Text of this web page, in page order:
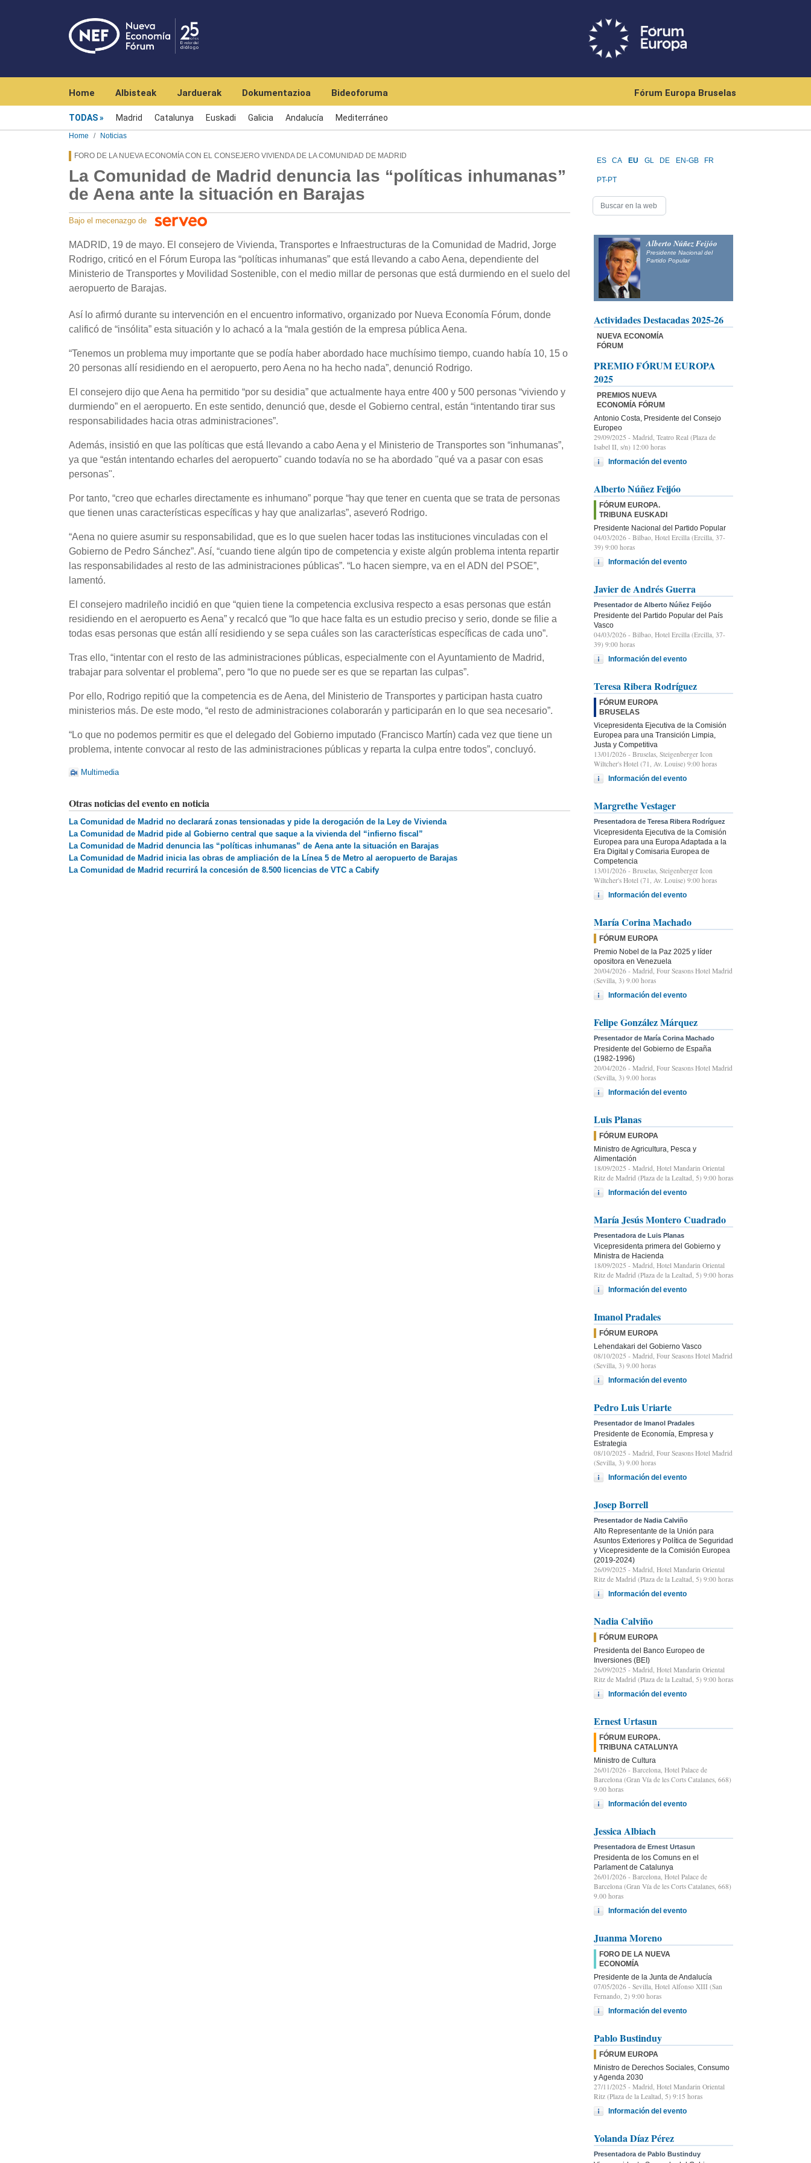
Home Albisteak Jarduerak Dokumentazioa Bideoforuma Fórum Europa Bruselas
TODAS Madrid Catalunya Euskadi Galicia Andalucía Mediterráneo
Home Noticias
FORO DE LA NUEVA ECONOMÍA CON EL CONSEJERO VIVIENDA DE LA COMUNIDAD DE MADRID
La Comunidad de Madrid denuncia las “políticas inhumanas”
de Aena ante la situación en Barajas
Bajo el mecenazgo de
MADRID, 19 de mayo. El consejero de Vivienda, Transportes e Infraestructuras de la Comunidad de Madrid, Jorge
Rodrigo, criticó en el Fórum Europa las “políticas inhumanas” que está llevando a cabo Aena, dependiente del
Ministerio de Transportes y Movilidad Sostenible, con el medio millar de personas que está durmiendo en el suelo del
aeropuerto de Barajas.
Así lo afirmó durante su intervención en el encuentro informativo, organizado por Nueva Economía Fórum, donde
calificó de “insólita” esta situación y lo achacó a la “mala gestión de la empresa pública Aena.
“Tenemos un problema muy importante que se podía haber abordado hace muchísimo tiempo, cuando había 10, 15 o
20 personas allí residiendo en el aeropuerto, pero Aena no ha hecho nada”, denunció Rodrigo.
El consejero dijo que Aena ha permitido “por su desidia” que actualmente haya entre 400 y 500 personas “viviendo y
durmiendo” en el aeropuerto. En este sentido, denunció que, desde el Gobierno central, están “intentando tirar sus
responsabilidades hacia otras administraciones”.
Además, insistió en que las políticas que está llevando a cabo Aena y el Ministerio de Transportes son “inhumanas”,
ya que “están intentando echarles del aeropuerto" cuando todavía no se ha abordado "qué va a pasar con esas
personas".
Por tanto, “creo que echarles directamente es inhumano” porque “hay que tener en cuenta que se trata de personas
que tienen unas características específicas y hay que analizarlas”, aseveró Rodrigo.
“Aena no quiere asumir su responsabilidad, que es lo que suelen hacer todas las instituciones vinculadas con el
Gobierno de Pedro Sánchez”. Así, “cuando tiene algún tipo de competencia y existe algún problema intenta repartir
las responsabilidades al resto de las administraciones públicas”. “Lo hacen siempre, va en el ADN del PSOE”,
lamentó.
El consejero madrileño incidió en que “quien tiene la competencia exclusiva respecto a esas personas que están
residiendo en el aeropuerto es Aena” y recalcó que “lo que hace falta es un estudio preciso y serio, donde se filie a
todas esas personas que están allí residiendo y se sepa cuáles son las características específicas de cada uno”.
Tras ello, “intentar con el resto de las administraciones públicas, especialmente con el Ayuntamiento de Madrid,
trabajar para solventar el problema”, pero “lo que no puede ser es que se repartan las culpas”.
Por ello, Rodrigo repitió que la competencia es de Aena, del Ministerio de Transportes y participan hasta cuatro
ministerios más. De este modo, “el resto de administraciones colaborarán y participarán en lo que sea necesario”.
“Lo que no podemos permitir es que el delegado del Gobierno imputado (Francisco Martín) cada vez que tiene un
problema, intente convocar al resto de las administraciones públicas y reparta la culpa entre todos”, concluyó.
Multimedia
Otras noticias del evento en noticia
La Comunidad de Madrid no declarará zonas tensionadas y pide la derogación de la Ley de Vivienda
La Comunidad de Madrid pide al Gobierno central que saque a la vivienda del “infierno fiscal”
La Comunidad de Madrid denuncia las “políticas inhumanas” de Aena ante la situación en Barajas
La Comunidad de Madrid inicia las obras de ampliación de la Línea 5 de Metro al aeropuerto de Barajas
La Comunidad de Madrid recurrirá la concesión de 8.500 licencias de VTC a Cabify
ES CA EU GL DE EN-GB FR
PT-PT
Alberto Núñez Feijóo
Presidente Nacional del
Partido Popular
Actividades Destacadas 2025-26
NUEVA ECONOMÍA
FÓRUM
PREMIO FÓRUM EUROPA
2025
PREMIOS NUEVA
ECONOMÍA FÓRUM
Antonio Costa, Presidente del Consejo
Europeo
29/09/2025 - Madrid, Teatro Real (Plaza de
Isabel II, s/n) 12:00 horas
Información del evento
Alberto Núñez Feijóo
FÓRUM EUROPA.
TRIBUNA EUSKADI
Presidente Nacional del Partido Popular
04/03/2026 - Bilbao, Hotel Ercilla (Ercilla, 37-
39) 9:00 horas
Información del evento
Javier de Andrés Guerra
Presentador de Alberto Núñez Feijóo
Presidente del Partido Popular del País
Vasco
04/03/2026 - Bilbao, Hotel Ercilla (Ercilla, 37-
39) 9:00 horas
Información del evento
Teresa Ribera Rodríguez
FÓRUM EUROPA
BRUSELAS
Vicepresidenta Ejecutiva de la Comisión
Europea para una Transición Limpia,
Justa y Competitiva
13/01/2026 - Bruselas, Steigenberger Icon
Wiltcher's Hotel (71, Av. Louise) 9:00 horas
Información del evento
Margrethe Vestager
Presentadora de Teresa Ribera Rodríguez
Vicepresidenta Ejecutiva de la Comisión
Europea para una Europa Adaptada a la
Era Digital y Comisaria Europea de
Competencia
13/01/2026 - Bruselas, Steigenberger Icon
Wiltcher's Hotel (71, Av. Louise) 9:00 horas
Información del evento
María Corina Machado
FÓRUM EUROPA
Premio Nobel de la Paz 2025 y líder
opositora en Venezuela
20/04/2026 - Madrid, Four Seasons Hotel Madrid
(Sevilla, 3) 9.00 horas
Información del evento
Felipe González Márquez
Presentador de María Corina Machado
Presidente del Gobierno de España
(1982-1996)
20/04/2026 - Madrid, Four Seasons Hotel Madrid
(Sevilla, 3) 9.00 horas
Información del evento
Luis Planas
FÓRUM EUROPA
Ministro de Agricultura, Pesca y
Alimentación
18/09/2025 - Madrid, Hotel Mandarin Oriental
Ritz de Madrid (Plaza de la Lealtad, 5) 9:00 horas
Información del evento
María Jesús Montero Cuadrado
Presentadora de Luis Planas
Vicepresidenta primera del Gobierno y
Ministra de Hacienda
18/09/2025 - Madrid, Hotel Mandarin Oriental
Ritz de Madrid (Plaza de la Lealtad, 5) 9:00 horas
Información del evento
Imanol Pradales
FÓRUM EUROPA
Lehendakari del Gobierno Vasco
08/10/2025 - Madrid, Four Seasons Hotel Madrid
(Sevilla, 3) 9.00 horas
Información del evento
Pedro Luis Uriarte
Presentador de Imanol Pradales
Presidente de Economía, Empresa y
Estrategia
08/10/2025 - Madrid, Four Seasons Hotel Madrid
(Sevilla, 3) 9.00 horas
Información del evento
Josep Borrell
Presentador de Nadia Calviño
Alto Representante de la Unión para
Asuntos Exteriores y Política de Seguridad
y Vicepresidente de la Comisión Europea
(2019-2024)
26/09/2025 - Madrid, Hotel Mandarin Oriental
Ritz de Madrid (Plaza de la Lealtad, 5) 9:00 horas
Información del evento
Nadia Calviño
FÓRUM EUROPA
Presidenta del Banco Europeo de
Inversiones (BEI)
26/09/2025 - Madrid, Hotel Mandarin Oriental
Ritz de Madrid (Plaza de la Lealtad, 5) 9:00 horas
Información del evento
Ernest Urtasun
FÓRUM EUROPA.
TRIBUNA CATALUNYA
Ministro de Cultura
26/01/2026 - Barcelona, Hotel Palace de
Barcelona (Gran Vía de les Corts Catalanes, 668)
9.00 horas
Información del evento
Jessica Albiach
Presentadora de Ernest Urtasun
Presidenta de los Comuns en el
Parlament de Catalunya
26/01/2026 - Barcelona, Hotel Palace de
Barcelona (Gran Vía de les Corts Catalanes, 668)
9.00 horas
Información del evento
Juanma Moreno
FORO DE LA NUEVA
ECONOMÍA
Presidente de la Junta de Andalucía
07/05/2026 - Sevilla, Hotel Alfonso XIII (San
Fernando, 2) 9:00 horas
Información del evento
Pablo Bustinduy
FÓRUM EUROPA
Ministro de Derechos Sociales, Consumo
y Agenda 2030
27/11/2025 - Madrid, Hotel Mandarin Oriental
Ritz (Plaza de la Lealtad, 5) 9:15 horas
Información del evento
Yolanda Díaz Pérez
Presentadora de Pablo Bustinduy